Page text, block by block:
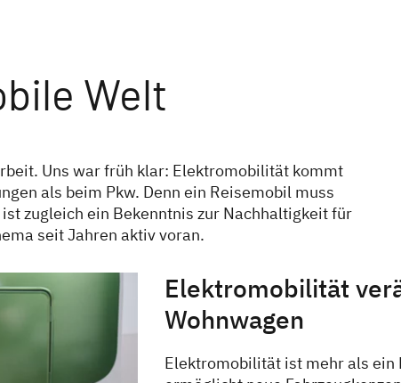
Welt
Uns war früh klar: Elektromobilität kommt
als beim Pkw. Denn ein Reisemobil muss
zugleich ein Bekenntnis zur Nachhaltigkeit für
seit Jahren aktiv voran.
Elektromobilität
Wohnwagen
Elektromobilität ist mehr als ein